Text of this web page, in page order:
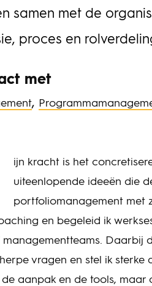
samen met de
proces en
met
,
ijn kracht is het
uiteenlopende ideeën die
portfoliomanagement met
en begeleid ik
Daarbij
vragen en stel ik sterke
aanpak en de tools, maar